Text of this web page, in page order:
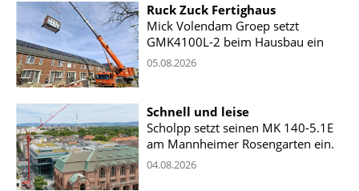
Ruck Zuck Fertighaus
Mick Volendam Groep setzt
GMK4100L-2 beim Hausbau ein
05.08.2026
Schnell und leise
Scholpp setzt seinen MK 140-5.1E
am Mannheimer Rosengarten ein.
04.08.2026